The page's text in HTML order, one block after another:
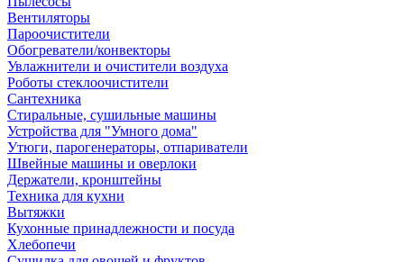
Вентиляторы
Пароочистители
Обогреватели/конвекторы
Увлажнители и очистители воздуха
Роботы стеклоочистители
Сантехника
Стиральные, сушильные машины
Устройства для "Умного дома"
Утюги, парогенераторы, отпариватели
Швейные машины и оверлоки
Держатели, кронштейны
Техника для кухни
Вытяжки
Кухонные принадлежности и посуда
Хлебопечи